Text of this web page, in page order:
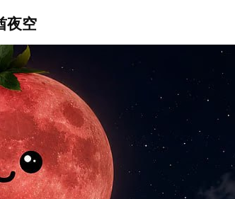
夜空